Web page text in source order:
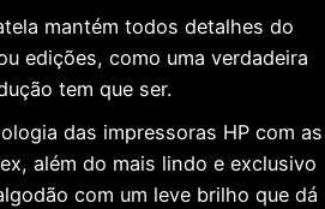
mantém todos detalhes do
edições, como uma verdadeira
tem que ser.
das impressoras HP com as
além do mais lindo e exclusivo
com um leve brilho que dá